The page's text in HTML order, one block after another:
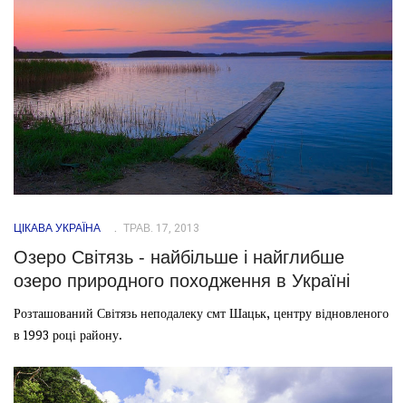
ЦІКАВА УКРАЇНА ТРАВ. 17, 2013
Озеро Світязь - найбільше і найглибше
озеро природного походження в Україні
Розташований Світязь неподалеку смт Шацьк, центру відновленого
в 1993 році району.